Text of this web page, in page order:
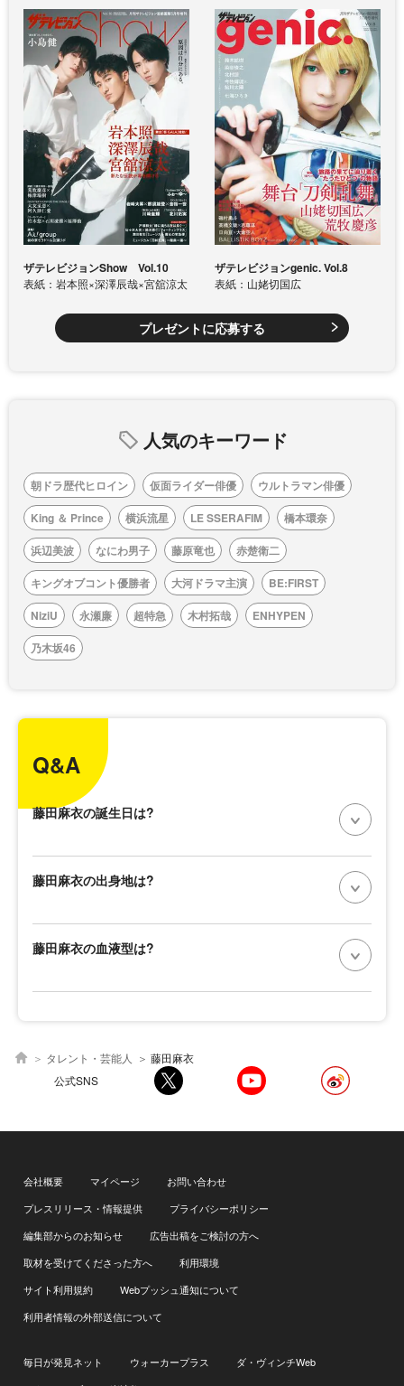
ザテレビジョンShow Vol.10
表紙：岩本照×深澤辰哉×宮舘涼太
ザテレビジョンgenic. Vol.8
表紙：山姥切国広
プレゼントに応募する
人気のキーワード
朝ドラ歴代ヒロイン 仮面ライダー俳優
ウルトラマン俳優
King ＆ Prince
横浜流星 LE SSERAFIM
橋本環奈
浜辺美波
なにわ男子 藤原竜也
赤楚衛二
キングオブコント優勝者
大河ドラマ主演
BE:FIRST
NiziU
永瀬廉 超特急 木村拓哉
ENHYPEN
乃木坂46
Q&A
藤田麻衣の誕生日は?
藤田麻衣の出身地は?
藤田麻衣の血液型は?
タレント・芸能人
藤田麻衣
公式SNS
会社概要 マイページ
お問い合わせ
プレスリリース・情報提供
プライバシーポリシー
編集部からのお知らせ
広告出稿をご検討の方へ
取材を受けてくださった方へ
利用環境
サイト利用規約
Webプッシュ通知について
利用者情報の外部送信について
毎日が発見ネット ウォーカープラス
ダ・ヴィンチWeb